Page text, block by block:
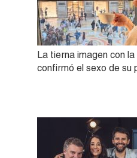
La tierna imagen con
confirmó el sexo de su